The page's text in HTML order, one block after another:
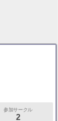
参加サークル
2